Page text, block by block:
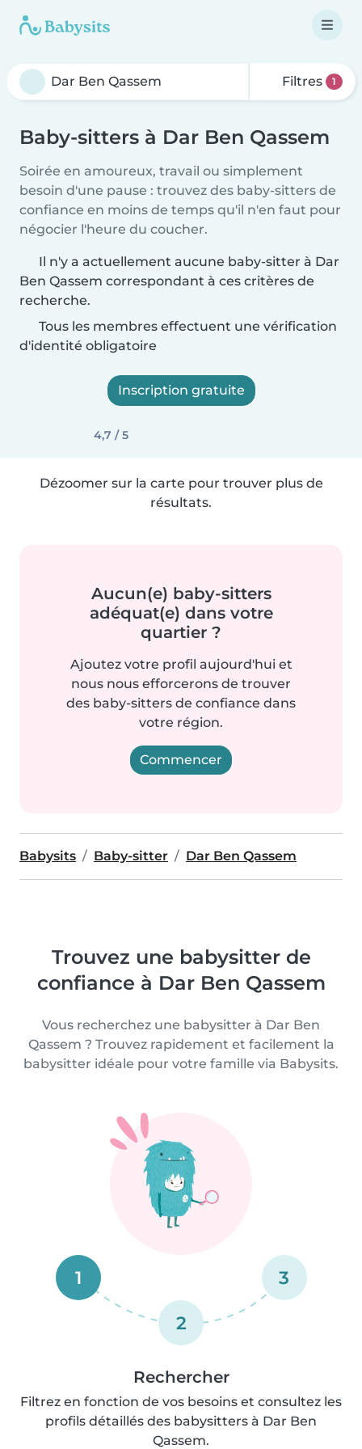
Filtres 1
Baby-sitters à Dar Ben Qassem
Soirée en amoureux, travail ou simplement
besoin d'une pause : trouvez des baby-sitters de
confiance en moins de temps qu'il n'en faut pour
négocier l'heure du coucher.
Il n'y a actuellement aucune baby-sitter à Dar
Ben Qassem correspondant à ces critères de
recherche.
Tous les membres effectuent une vérification
d'identité obligatoire
Inscription gratuite
4,7 / 5
Dézoomer sur la carte pour trouver plus de
résultats.
Aucun(e) baby-sitters
adéquat(e) dans votre
quartier ?
Ajoutez votre profil aujourd'hui et
nous nous efforcerons de trouver
des baby-sitters de confiance dans
votre région.
Commencer
Babysits Baby-sitter Dar Ben Qassem
Trouvez une babysitter de
confiance à Dar Ben Qassem
Vous recherchez une babysitter à Dar Ben
Qassem ? Trouvez rapidement et facilement la
babysitter idéale pour votre famille via Babysits.
1
2
3
Rechercher
Filtrez en fonction de vos besoins et consultez les
profils détaillés des babysitters à Dar Ben
Qassem.